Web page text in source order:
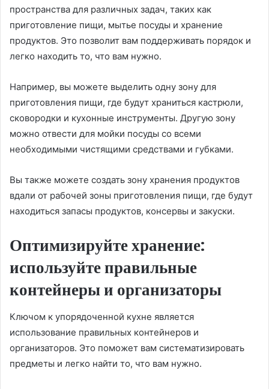
пространства для различных задач, таких как
приготовление пищи, мытье посуды и хранение
продуктов. Это позволит вам поддерживать порядок и
легко находить то, что вам нужно.
Например, вы можете выделить одну зону для
приготовления пищи, где будут храниться кастрюли,
сковородки и кухонные инструменты. Другую зону
можно отвести для мойки посуды со всеми
необходимыми чистящими средствами и губками.
Вы также можете создать зону хранения продуктов
вдали от рабочей зоны приготовления пищи, где будут
находиться запасы продуктов, консервы и закуски.
Оптимизируйте хранение:
используйте правильные
контейнеры и организаторы
Ключом к упорядоченной кухне является
использование правильных контейнеров и
организаторов. Это поможет вам систематизировать
предметы и легко найти то, что вам нужно.